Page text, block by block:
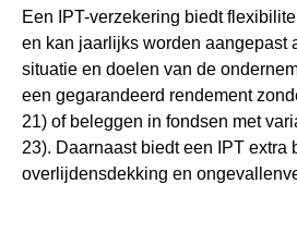
Een IPT-verzekering biedt
en kan jaarlijks worden aangepast
situatie en doelen van de
een gegarandeerd rendement
21) of beleggen in fondsen met
23). Daarnaast biedt een IPT extra
overlijdensdekking en